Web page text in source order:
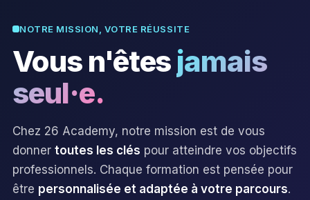
NOTRE MISSION, VOTRE RÉUSSITE
Vous n'êtesjamais
seul·e.
Chez 26 Academy, notre mission est de vous
donner toutes les clés pour atteindre vos objectifs
professionnels. Chaque formation est pensée pour
être personnalisée et adaptée à votre parcours.